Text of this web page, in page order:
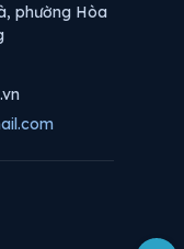
phường Hòa